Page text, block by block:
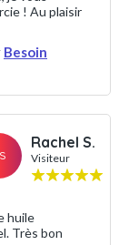
! Au plaisir
Besoin
Rachel S.
Visiteur
huile
Très bon